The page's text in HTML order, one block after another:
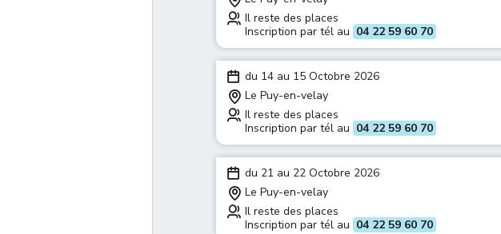
Il reste des places
Inscription par tél au 04 22 59 60 70
du 14 au 15 Octobre 2026
Le Puy-en-velay
Il reste des places
Inscription par tél au 04 22 59 60 70
du 21 au 22 Octobre 2026
Le Puy-en-velay
Il reste des places
Inscription par tél au 04 22 59 60 70